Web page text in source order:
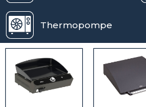
Thermopompe